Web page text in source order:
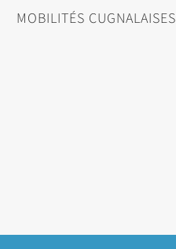
MOBILITÉS CUGNALAISES